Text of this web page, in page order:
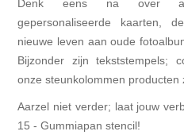
Denk eens na over
gepersonaliseerde kaarten,
nieuwe leven aan oude
Bijzonder zijn tekststempels;
onze steunkolommen
Aarzel niet verder; laat jouw
15 - Gummiapan stencil!